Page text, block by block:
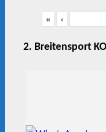
« ‹
2. Breitensport